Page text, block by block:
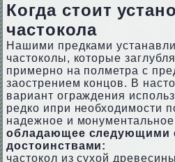
Когда стоит
частокола
Нашими предками
частоколы, которые
примерно на полметра с
заострением концов. В
вариант ограждения
редко ипри необходимости
надежное и
обладающее следующими
достоинствами:
частокол из сухой